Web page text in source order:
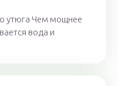
утюга Чем мощнее
вода и